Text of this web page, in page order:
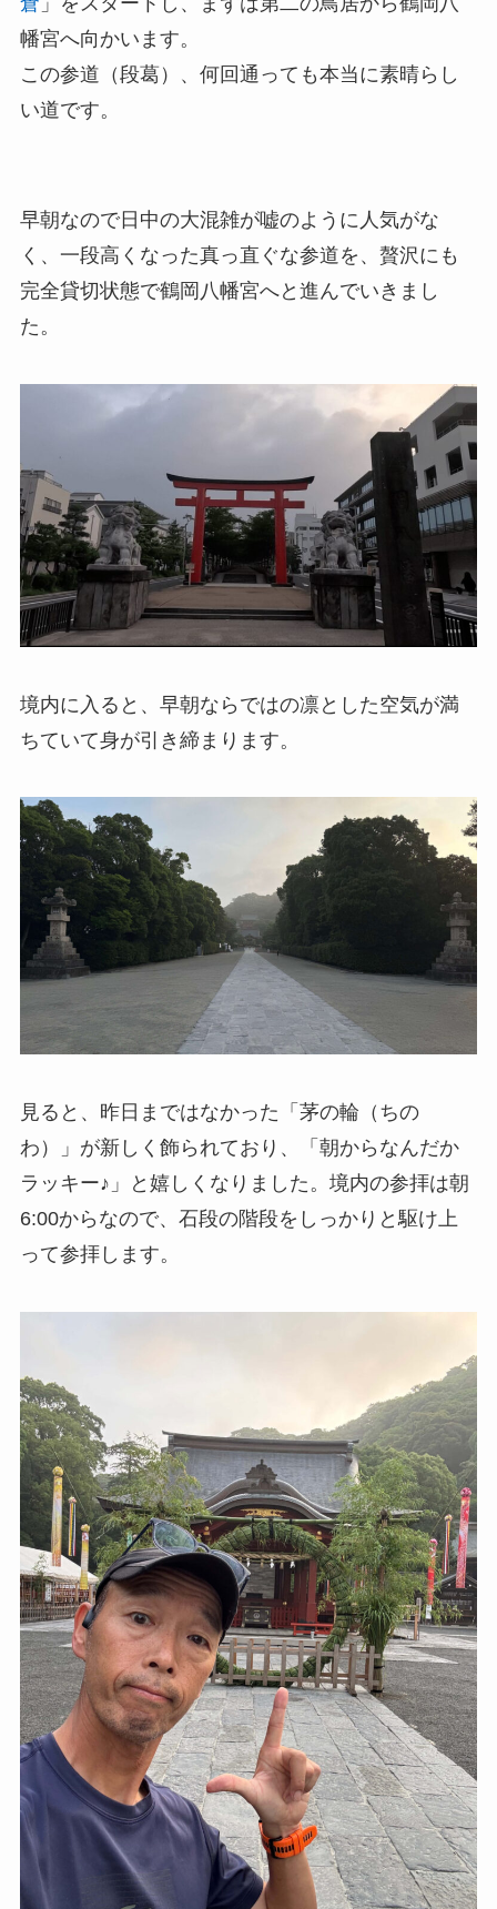
幡宮へ向かいます。
この参道（段葛）、何回通っても本当に素晴らし
い道です。
早朝なので日中の大混雑が嘘のように人気がな
く、一段高くなった真っ直ぐな参道を、贅沢にも
完全貸切状態で鶴岡八幡宮へと進んでいきまし
た。
境内に入ると、早朝ならではの凛とした空気が満
ちていて身が引き締まります。
見ると、昨日まではなかった「茅の輪（ちの
わ）」が新しく飾られており、「朝からなんだか
ラッキー♪」と嬉しくなりました。境内の参拝は朝
6:00からなので、石段の階段をしっかりと駆け上
って参拝します。